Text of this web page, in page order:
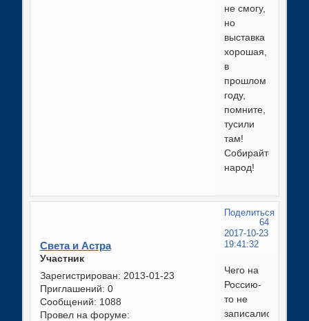
не смогу,
но
выставка
хорошая,
в
прошлом
году,
помните,
тусили
там!
Собирайте
народ!
Поделиться
64
2017-10-23
19:41:32
Света и Астра
Участник
Зарегистрирован: 2013-01-23
Приглашений: 0
Сообщений: 1088
Провел на форуме:
Чего на
Россию-
то не
записались?!